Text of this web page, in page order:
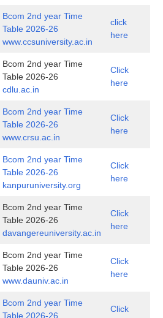
Bcom 2nd year Time
Table 2026-26
www.ccsuniversity.ac.in
click
here
Bcom 2nd year Time
Table 2026-26
cdlu.ac.in
Click
here
Bcom 2nd year Time
Table 2026-26
www.crsu.ac.in
Click
here
Bcom 2nd year Time
Table 2026-26
kanpuruniversity.org
Click
here
Bcom 2nd year Time
Table 2026-26
davangereuniversity.ac.in
Click
here
Bcom 2nd year Time
Table 2026-26
www.dauniv.ac.in
Click
here
Bcom 2nd year Time
Table 2026-26
Click